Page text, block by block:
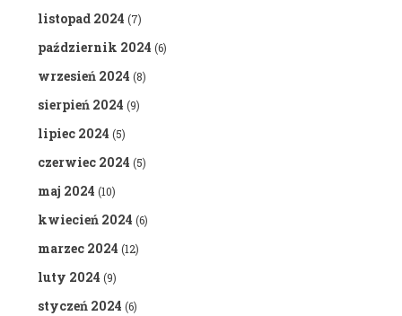
listopad 2024 (7)
październik 2024 (6)
wrzesień 2024 (8)
sierpień 2024 (9)
lipiec 2024 (5)
czerwiec 2024 (5)
maj 2024 (10)
kwiecień 2024 (6)
marzec 2024 (12)
luty 2024 (9)
styczeń 2024 (6)